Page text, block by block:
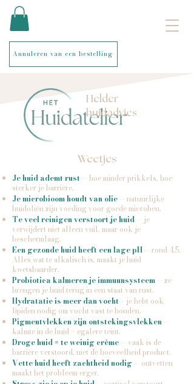
Annuleren van een bestelling
Helder
huidadvies
Weetjes
Je huid ademt rust
— hoe minder prikkels, hoe
sterker je barrière.
Je microbioom houdt van olie — natuurlijke
huidoliën zijn voeding voor goede microben.
Te veel reinigen verstoort je huid — je
verwijdert niet alleen vuil, maar ook je
beschermlaag.
Een gezonde huid heeft een lage pH
— rond 4,5.
Alles wat te alkalisch is, maakt je huid
kwetsbaarder.
Probiotica kalmeren je immuunsysteem
— ze
brengen je huid terug in een staat van rust.
Hydratatie is meer dan vocht — je hebt ook
lipiden nodig om vocht vast te houden.
Pigmentvlekken zijn ontstekingsvlekken
kalmte in de huid = egalere teint.
Droge huid ≠ te weinig crème
— vaak is de
barrière verstoord, niet de hoeveelheid product.
Vette huid heeft zachtheid nodig — ontvetten
maakt het probleem erger.